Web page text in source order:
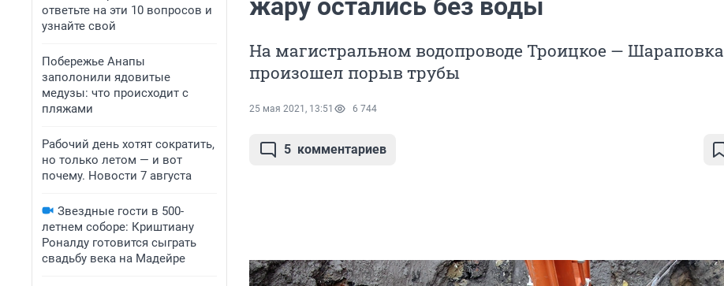
ответьте на эти 10 вопросов и
узнайте свой
Побережье Анапы
заполонили ядовитые
медузы: что происходит с
пляжами
Рабочий день хотят сократить,
но только летом — и вот
почему. Новости 7 августа
Звездные гости в 500-
летнем соборе: Криштиану
Роналду готовится сыграть
свадьбу века на Мадейре
жару остались без воды
На магистральном водопроводе Троицкое — Шараповка
произошел порыв трубы
25 мая 2021, 13:51 6 744
5 комментариев